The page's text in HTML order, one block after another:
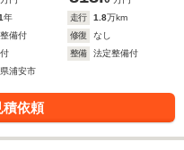
年 走行 1.8万km
備付 修復
なし
整備
法定整備付
浦安市
積依頼